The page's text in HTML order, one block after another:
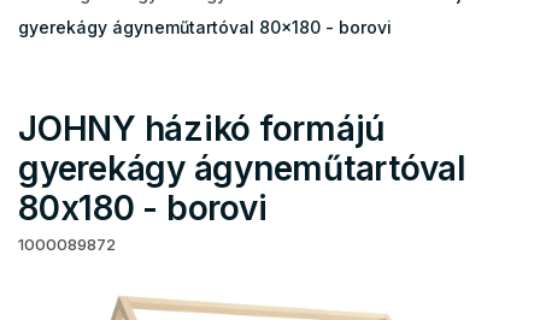
gyerekágy ágyneműtartóval 80x180 - borovi
JOHNY házikó formájú
gyerekágy ágyneműtartóval
80x180 - borovi
1000089872